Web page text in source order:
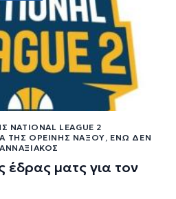
LEAGUE 2
ΟΡΕΙΝΉΣ ΝΆΞΟΥ, ΕΝΏ ΔΕΝ
έδρας ματς για τον